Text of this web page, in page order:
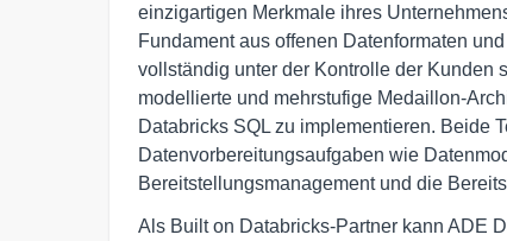
einzigartigen Merkmale ihres
Fundament aus offenen Datenformaten
vollständig unter der Kontrolle der Kunden
modellierte und mehrstufige Medaillon-
Databricks SQL zu implementieren. Beide
Datenvorbereitungsaufgaben wie
Bereitstellungsmanagement und die
Als Built on Databricks-Partner kann ADE